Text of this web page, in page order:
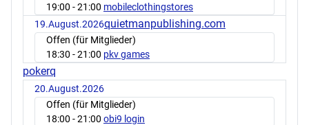
19:00 - 21:00 mobileclothingstores
19.August.2026quietmanpublishing.com
Offen (für Mitglieder)
18:30 - 21:00 pkv games
pokerq
20.August.2026
Offen (für Mitglieder)
18:00 - 21:00 obi9 login